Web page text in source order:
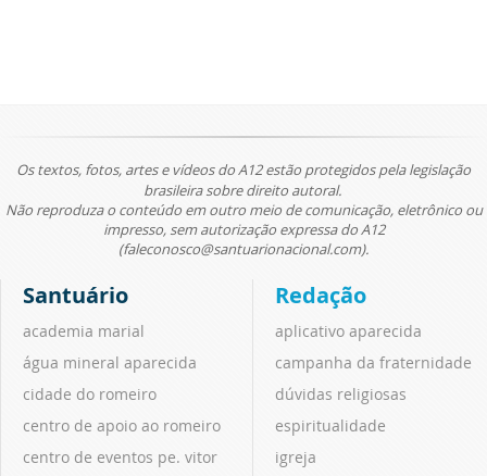
Os textos, fotos, artes e vídeos do A12 estão protegidos pela legislação
brasileira sobre direito autoral.
Não reproduza o conteúdo em outro meio de comunicação, eletrônico ou
impresso, sem autorização expressa do A12
(faleconosco@santuarionacional.com).
Santuário
academia marial
água mineral aparecida
cidade do romeiro
centro de apoio ao romeiro
centro de eventos pe. vitor
Redação
aplicativo aparecida
campanha da fraternidade
dúvidas religiosas
espiritualidade
igreja